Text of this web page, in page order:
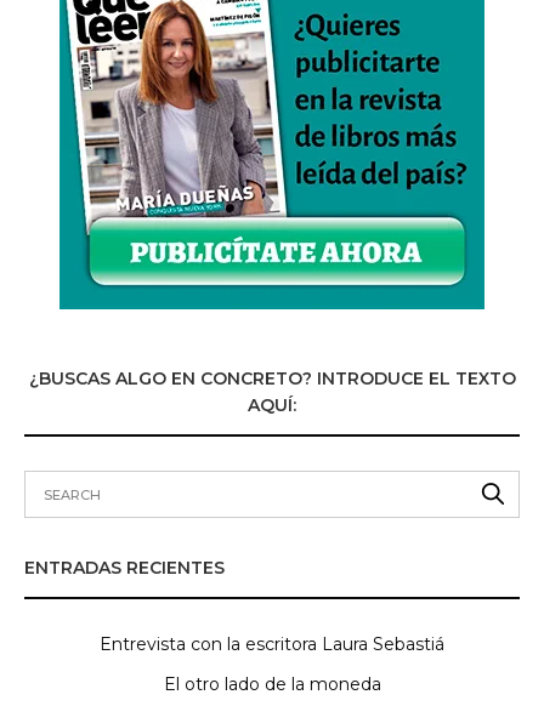
¿BUSCAS ALGO EN CONCRETO? INTRODUCE EL TEXTO
AQUÍ:
ENTRADAS RECIENTES
Entrevista con la escritora Laura Sebastiá
El otro lado de la moneda